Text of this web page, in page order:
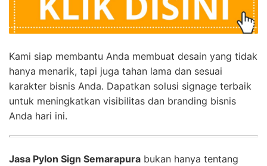
Kami siap membantu Anda membuat desain yang tidak
hanya menarik, tapi juga tahan lama dan sesuai
karakter bisnis Anda. Dapatkan solusi signage terbaik
untuk meningkatkan visibilitas dan branding bisnis
Anda hari ini.
Jasa Pylon Sign Semarapura bukan hanya tentang